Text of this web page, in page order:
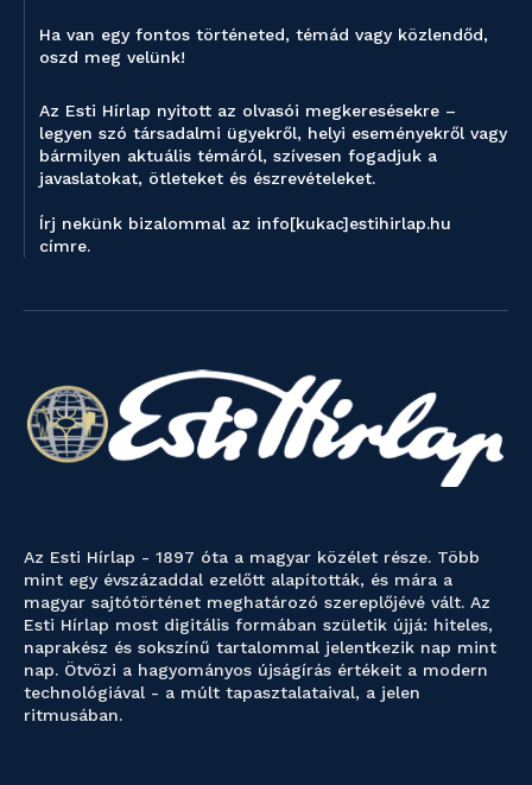
Ha van egy fontos történeted, témád vagy közlendőd,
oszd meg velünk!
Az Esti Hírlap nyitott az olvasói megkeresésekre –
legyen szó társadalmi ügyekről, helyi eseményekről vagy
bármilyen aktuális témáról, szívesen fogadjuk a
javaslatokat, ötleteket és észrevételeket.
Írj nekünk bizalommal az info[kukac]estihirlap.hu
címre.
Az Esti Hírlap - 1897 óta a magyar közélet része. Több
mint egy évszázaddal ezelőtt alapították, és mára a
magyar sajtótörténet meghatározó szereplőjévé vált. Az
Esti Hírlap most digitális formában születik újjá: hiteles,
naprakész és sokszínű tartalommal jelentkezik nap mint
nap. Ötvözi a hagyományos újságírás értékeit a modern
technológiával - a múlt tapasztalataival, a jelen
ritmusában.